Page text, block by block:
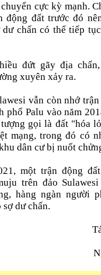
cực kỳ mạnh.
động đất trước đó
chấn có thể tiếp
đứt gãy địa
xuyên xảy ra.
vẫn còn nhớ
phố Palu vào năm
gọi là đất "hóa
mạng, trong đó có
dân cư bị nuốt
một trận động
trên đảo
hàng ngàn người
dư chấn.